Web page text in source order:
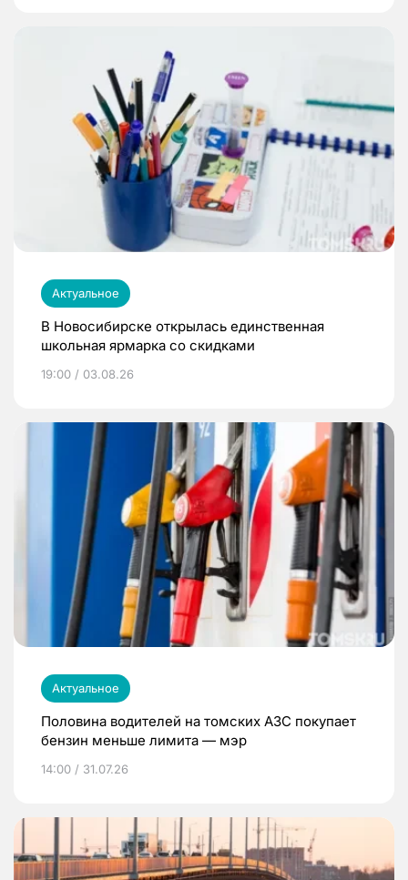
Актуальное
В Новосибирске открылась единственная
школьная ярмарка со скидками
19:00 / 03.08.26
Актуальное
Половина водителей на томских АЗС покупает
бензин меньше лимита — мэр
14:00 / 31.07.26